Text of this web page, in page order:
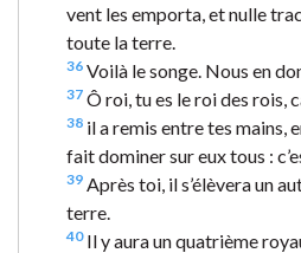
vent les emporta, et nulle
toute la terre.
36 Voilà le songe. Nous en
37 Ô roi, tu es le roi des rois,
38 il a remis entre tes mains,
fait dominer sur eux tous :
39 Après toi, il s’élèvera un
terre.
40Il y aura un quatrième